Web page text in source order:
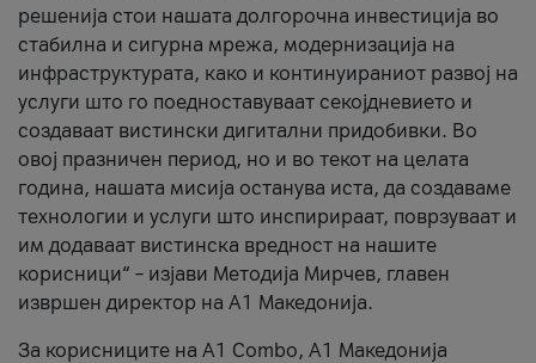
решенија стои нашата долгорочна инвестиција во
стабилна и сигурна мрежа, модернизација на
инфраструктурата, како и континуираниот развој на
услуги што го поедноставуваат секојдневието и
создаваат вистински дигитални придобивки. Во
овој празничен период, но и во текот на целата
година, нашата мисија останува иста, да создаваме
технологии и услуги што инспирираат, поврзуваат и
им додаваат вистинска вредност на нашите
корисници“ – изјави Методија Мирчев, главен
извршен директор на А1 Македонија.
За корисниците на A1 Combo, А1 Македонија